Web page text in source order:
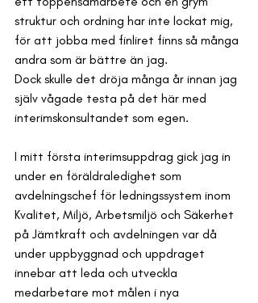
struktur och ordning har inte lockat mig,
för att jobba med finliret finns så många
andra som är bättre än jag.
Dock skulle det dröja många år innan jag
själv vågade testa på det här med
interimskonsultandet som egen.
I mitt första interimsuppdrag gick jag in
under en föräldraledighet som
avdelningschef för ledningssystem inom
Kvalitet, Miljö, Arbetsmiljö och Säkerhet
på Jämtkraft och avdelningen var då
under uppbyggnad och uppdraget
innebar att leda och utveckla
medarbetare mot målen i nya